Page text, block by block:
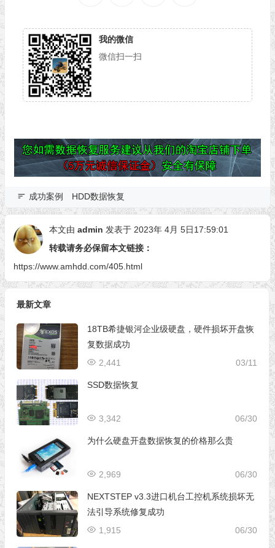
我的微信
微信扫一扫
成功案例 HDD数据恢复
本文由 admin 发表于 2023年 4月 5日17:59:01
转载请务必保留本文链接：
https://www.amhdd.com/405.html
最新文章
18TB希捷银河企业级硬盘，硬件损坏开盘恢
复数据成功
03/11
2,441
SSD数据恢复
06/30
3,342
为什么硬盘开盘数据恢复的价格那么贵
06/30
2,969
NEXTSTEP v3.3进口机台工控机系统损坏无
法引导系统修复成功
06/30
1,915